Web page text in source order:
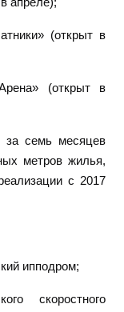
(открыт в
(открыт в
за семь месяцев
метров жилья,
с 2017
ипподром;
скоростного